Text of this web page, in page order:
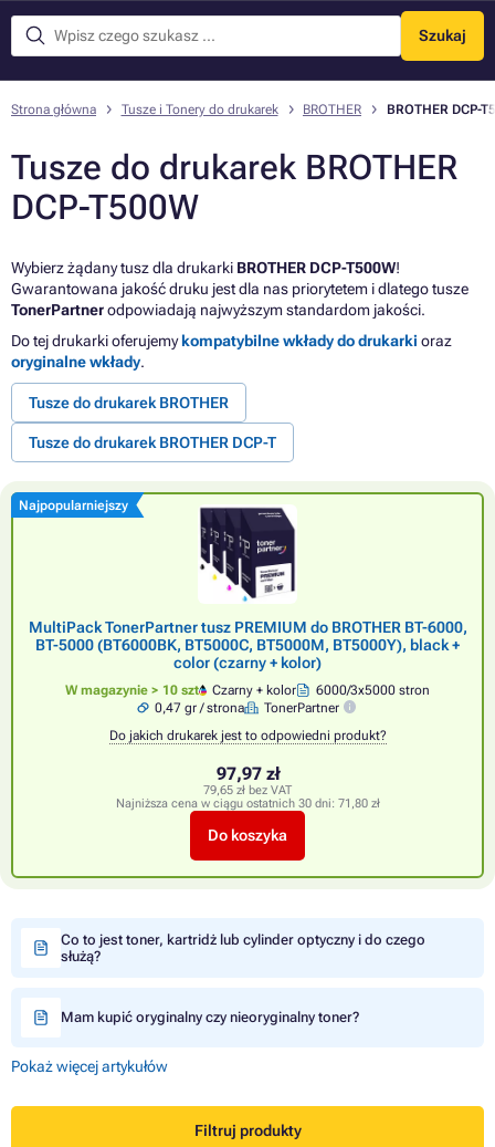
Szukaj
Menu
Strona główna Tusze i Tonery do drukarek BROTHER BROTHER DCP-
Tusze do drukarek BROTHER
DCP-T500W
Wybierz żądany tusz dla drukarki BROTHER DCP-T500W!
Gwarantowana jakość druku jest dla nas priorytetem i dlatego tusze
TonerPartnerodpowiadają najwyższym standardom jakości.
Do tej drukarki oferujemykompatybilne wkłady do drukarki oraz
oryginalne wkłady.
Tusze do drukarek BROTHER
Tusze do drukarek BROTHER DCP-T
Najpopularniejszy
MultiPack TonerPartner tusz PREMIUM do BROTHER BT-6000,
BT-5000 (BT6000BK, BT5000C, BT5000M, BT5000Y), black +
color (czarny + kolor)
W magazynie > 10 szt Czarny + kolor
6000/3x5000 stron
0,47 gr / strona
TonerPartner
Do jakich drukarek jest to odpowiedni produkt?
97,97 zł
79,65 zł bez VAT
Najniższa cena w ciągu ostatnich 30 dni: 71,80 zł
Do koszyka
Co to jest toner, kartridż lub cylinder optyczny i do czego
służą?
Mam kupić oryginalny czy nieoryginalny toner?
Pokaż więcej artykułów
Filtruj produkty